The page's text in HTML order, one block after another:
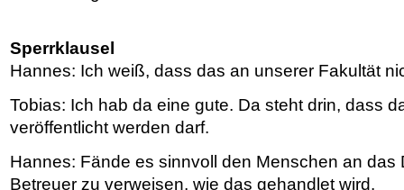
Sperrklausel
Hannes: Ich weiß, dass das an unserer Fakultät
Tobias: Ich hab da eine gute. Da steht drin, dass
veröffentlicht werden darf.
Hannes: Fände es sinnvoll den Menschen an das
Betreuer zu verweisen, wie das gehandlet wird.